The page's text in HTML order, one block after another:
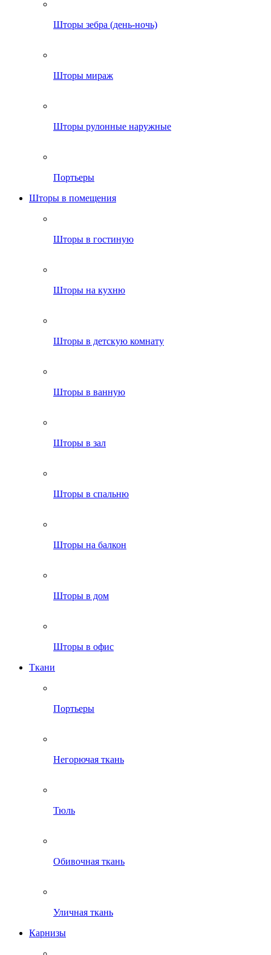
Шторы зебра (день-ночь)
Шторы мираж
Шторы рулонные наружные
Портьеры
Шторы в помещения
Шторы в гостиную
Шторы на кухню
Шторы в детскую комнату
Шторы в ванную
Шторы в зал
Шторы в спальню
Шторы на балкон
Шторы в дом
Шторы в офис
Ткани
Портьеры
Негорючая ткань
Тюль
Обивочная ткань
Уличная ткань
Карнизы